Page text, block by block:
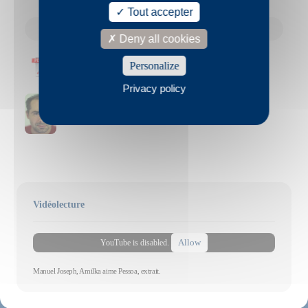
Voir tout le résumé du livre ↓
Feuilleter ce livre en ligne
Vidéolecture
YouTube is disabled. Allow
Manuel Joseph, Amilka aime Pessoa, extrait.
Tout accepter
Deny all cookies
Personalize
Privacy policy